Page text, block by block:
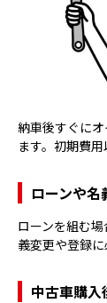
納車後すぐに
ます。初期費
ローンや
ローンを組む
義変更や登録
中古車購